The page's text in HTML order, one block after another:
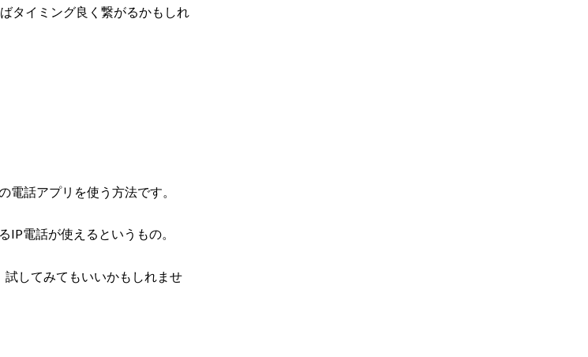
タイミング良く繋がるかもしれ
話アプリを使う方法です。
電話が使えるというもの。
してみてもいいかもしれませ